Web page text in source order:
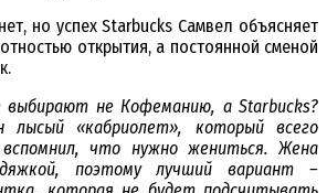
но успех Starbucks Самвел объясняет
открытия, а постоянной сменой
выбирают не Кофеманию, а Starbucks?
«кабриолет», который всего
что нужно жениться. Жена
поэтому лучший вариант –